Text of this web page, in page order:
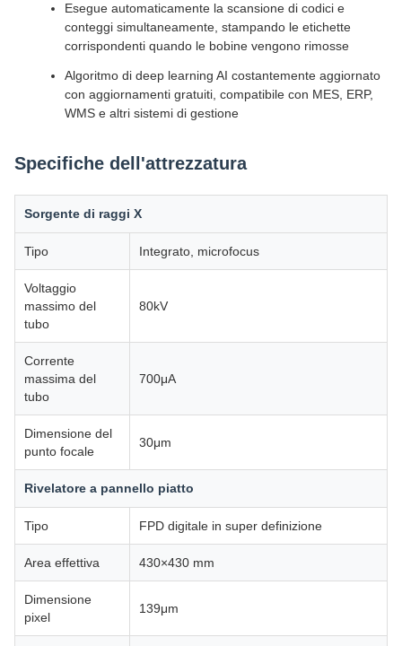
Esegue automaticamente la scansione di codici e
conteggi simultaneamente, stampando le etichette
corrispondenti quando le bobine vengono rimosse
Algoritmo di deep learning AI costantemente aggiornato
con aggiornamenti gratuiti, compatibile con MES, ERP,
WMS e altri sistemi di gestione
Specifiche dell'attrezzatura
Sorgente di raggi X
Tipo Integrato, microfocus
Voltaggio
massimo del
tubo
80kV
Corrente
massima del
tubo
700μA
Dimensione del
punto focale
30μm
Rivelatore a pannello piatto
Tipo FPD digitale in super definizione
Area effettiva 430×430 mm
Dimensione
pixel
139μm